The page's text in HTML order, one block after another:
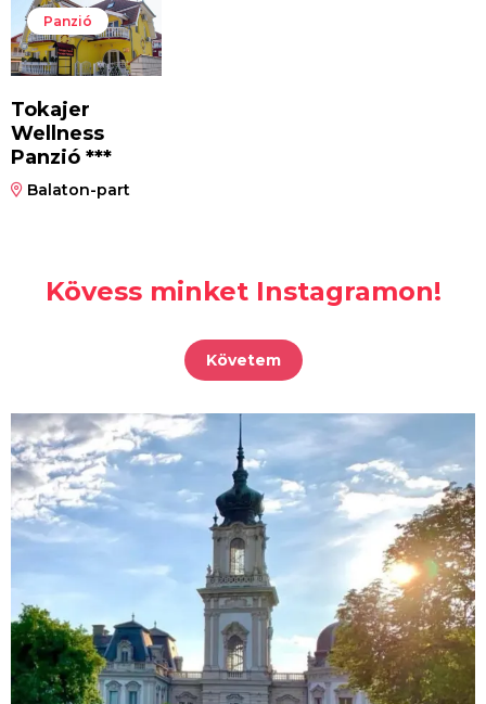
Panzió
Tokajer
Wellness
Panzió ***
Balaton-part
Kövess minket Instagramon!
Követem